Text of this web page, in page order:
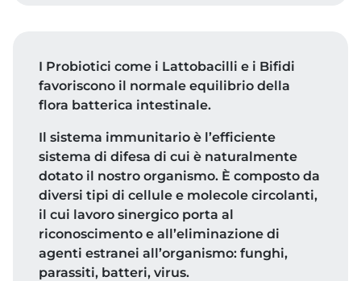
I Probiotici come i Lattobacilli e i Bifidi
favoriscono il normale equilibrio della
flora batterica intestinale.
Il sistema immunitario è l’efficiente
sistema di difesa di cui è naturalmente
dotato il nostro organismo. È composto da
diversi tipi di cellule e molecole circolanti,
il cui lavoro sinergico porta al
riconoscimento e all’eliminazione di
agenti estranei all’organismo: funghi,
parassiti, batteri, virus.